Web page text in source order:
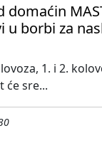
domaćin
u borbi za
1. i 2.
će sre...